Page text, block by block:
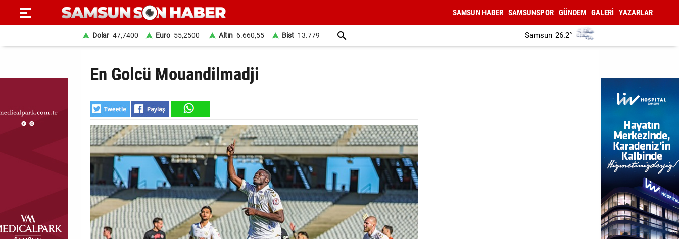
SAYFA
HABER
DÜNYA
SAMSUN HABER SAMSUNSPOR GÜNDEM GALERİ YAZARLAR
Dolar 47,7400 Euro 55,2500 Altın 6.660,55 Bist 13.779 Samsun 26.2°
En Golcü Mouandilmadji